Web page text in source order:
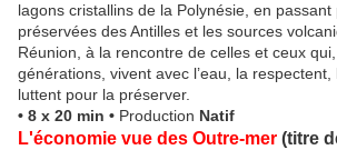
lagons cristallins de la Polynésie, en
préservées des Antilles et les sources
Réunion, à la rencontre de celles et ceux
générations, vivent avec l’eau, la
luttent pour la préserver.
• 8 x 20 min • Production Natif
L'économie vue des Outre-mer (titre